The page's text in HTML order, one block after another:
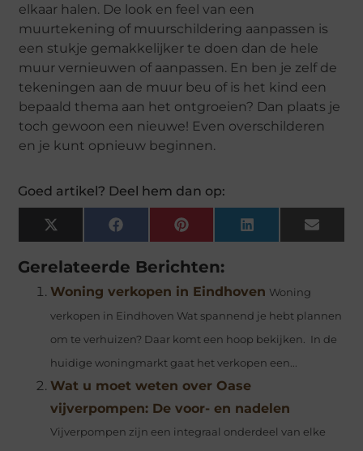
elkaar halen. De look en feel van een
muurtekening of muurschildering aanpassen is
een stukje gemakkelijker te doen dan de hele
muur vernieuwen of aanpassen. En ben je zelf de
tekeningen aan de muur beu of is het kind een
bepaald thema aan het ontgroeien? Dan plaats je
toch gewoon een nieuwe! Even overschilderen
en je kunt opnieuw beginnen.
Goed artikel? Deel hem dan op:
X
(Twitter)
FacebookPinterestLinkedIn Email
Gerelateerde Berichten:
Woning verkopen in Eindhoven Woning
verkopen in Eindhoven Wat spannend je hebt plannen
om te verhuizen? Daar komt een hoop bekijken. In de
huidige woningmarkt gaat het verkopen een...
Wat u moet weten over Oase
vijverpompen: De voor- en nadelen
Vijverpompen zijn een integraal onderdeel van elke